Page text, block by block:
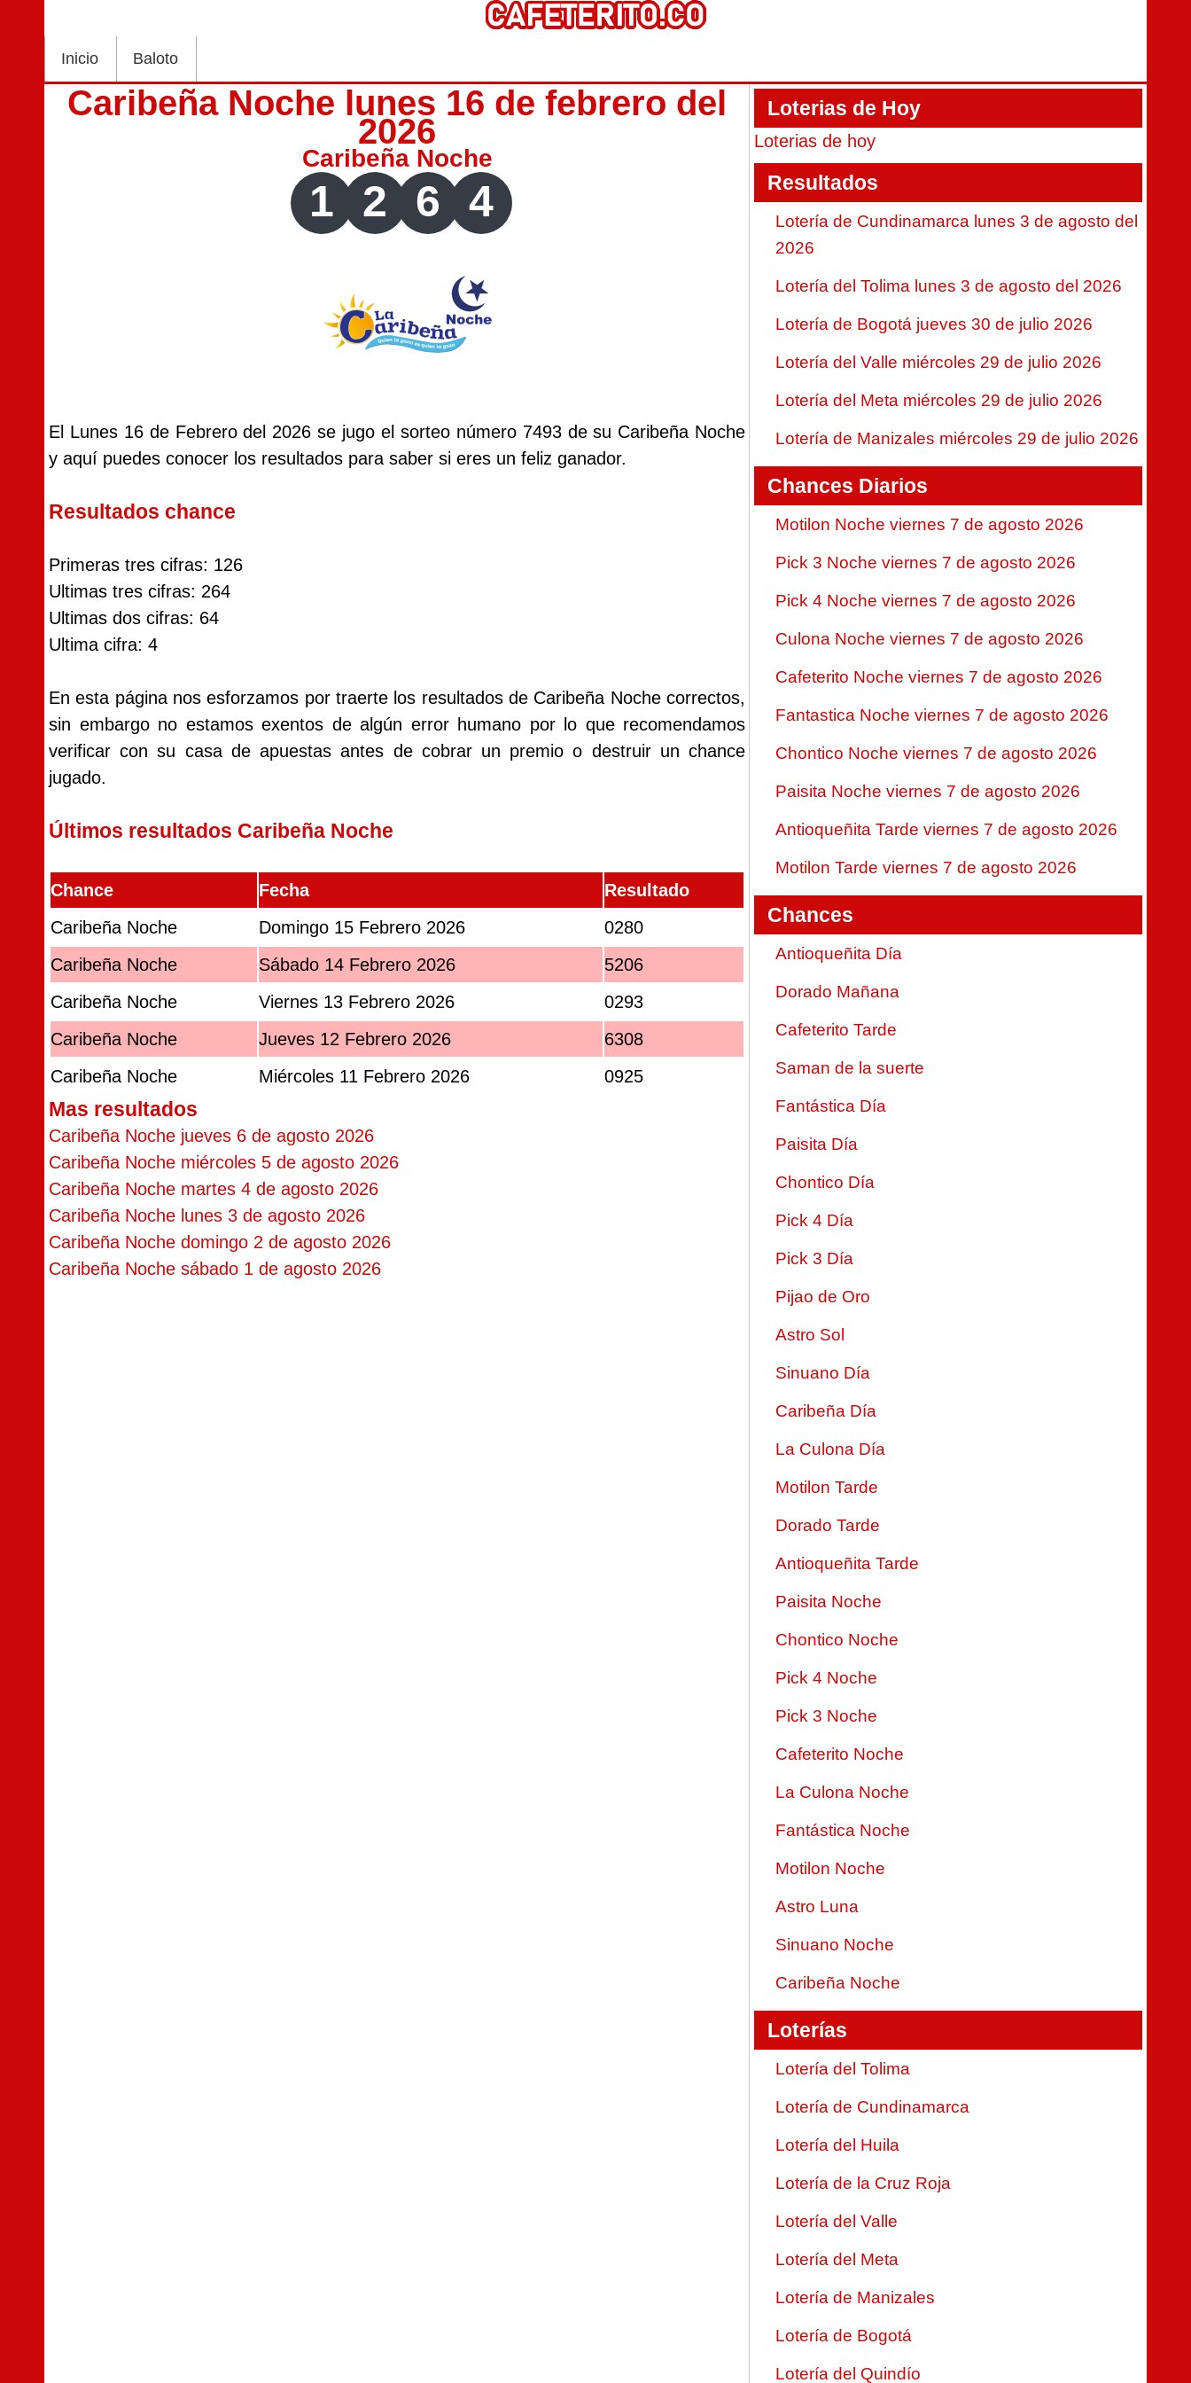
Inicio Baloto
Caribeña Noche lunes 16 de febrero del
2026
Caribeña Noche
1 2 6 4
El Lunes 16 de Febrero del 2026 se jugo el sorteo número 7493 de su Caribeña Noche
y aquí puedes conocer los resultados para saber si eres un feliz ganador.
Resultados chance
Primeras tres cifras: 126
Ultimas tres cifras: 264
Ultimas dos cifras: 64
Ultima cifra: 4
En esta página nos esforzamos por traerte los resultados de Caribeña Noche correctos,
sin embargo no estamos exentos de algún error humano por lo que recomendamos
verificar con su casa de apuestas antes de cobrar un premio o destruir un chance
jugado.
Últimos resultados Caribeña Noche
Chance Fecha
Resultado
Caribeña Noche
Domingo 15 Febrero 2026
0280
Caribeña Noche
Sábado 14 Febrero 2026
5206
Caribeña Noche
Viernes 13 Febrero 2026
0293
Caribeña Noche
Jueves 12 Febrero 2026
6308
Caribeña Noche
Miércoles 11 Febrero 2026 0925
Mas resultados
Caribeña Noche jueves 6 de agosto 2026
Caribeña Noche miércoles 5 de agosto 2026
Caribeña Noche martes 4 de agosto 2026
Caribeña Noche lunes 3 de agosto 2026
Caribeña Noche domingo 2 de agosto 2026
Caribeña Noche sábado 1 de agosto 2026
Loterias de Hoy
Loterias de hoy
Resultados
Lotería de Cundinamarca lunes 3 de agosto del
2026
Lotería del Tolima lunes 3 de agosto del 2026
Lotería de Bogotá jueves 30 de julio 2026
Lotería del Valle miércoles 29 de julio 2026
Lotería del Meta miércoles 29 de julio 2026
Lotería de Manizales miércoles 29 de julio 2026
Chances Diarios
Motilon Noche viernes 7 de agosto 2026
Pick 3 Noche viernes 7 de agosto 2026
Pick 4 Noche viernes 7 de agosto 2026
Culona Noche viernes 7 de agosto 2026
Cafeterito Noche viernes 7 de agosto 2026
Fantastica Noche viernes 7 de agosto 2026
Chontico Noche viernes 7 de agosto 2026
Paisita Noche viernes 7 de agosto 2026
Antioqueñita Tarde viernes 7 de agosto 2026
Motilon Tarde viernes 7 de agosto 2026
Chances
Antioqueñita Día
Dorado Mañana
Cafeterito Tarde
Saman de la suerte
Fantástica Día
Paisita Día
Chontico Día
Pick 4 Día
Pick 3 Día
Pijao de Oro
Astro Sol
Sinuano Día
Caribeña Día
La Culona Día
Motilon Tarde
Dorado Tarde
Antioqueñita Tarde
Paisita Noche
Chontico Noche
Pick 4 Noche
Pick 3 Noche
Cafeterito Noche
La Culona Noche
Fantástica Noche
Motilon Noche
Astro Luna
Sinuano Noche
Caribeña Noche
Loterías
Lotería del Tolima
Lotería de Cundinamarca
Lotería del Huila
Lotería de la Cruz Roja
Lotería del Valle
Lotería del Meta
Lotería de Manizales
Lotería de Bogotá
Lotería del Quindío